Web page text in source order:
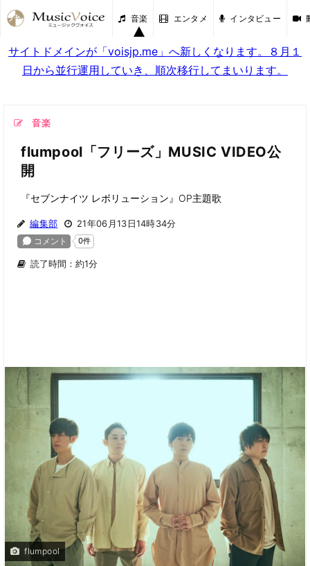
音楽 エンタメ インタビュー
サイトドメインが「voisjp.me」へ新しくなります。８月１
日から並行運用していき、順次移行してまいります。
音楽
flumpool「フリーズ」MUSIC VIDEO公
開
『セブンナイツ レボリューション』OP主題歌
編集部 21年06月13日14時34分
読了時間：約1分
flumpool